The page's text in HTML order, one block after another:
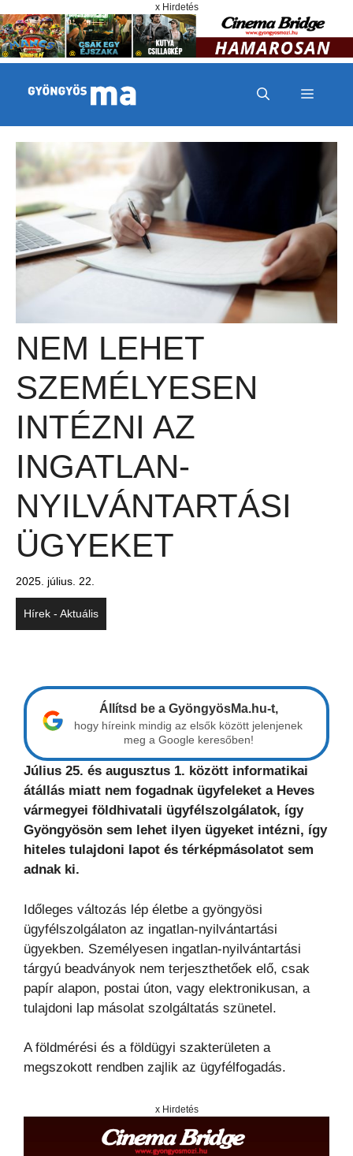
x Hirdetés
MENÜ
NEM LEHET
SZEMÉLYESEN
INTÉZNI AZ
INGATLAN-
NYILVÁNTARTÁSI
ÜGYEKET
2025. július. 22.
Hírek - Aktuális
Állítsd be a GyöngyösMa.hu-t,
hogy híreink mindig az elsők között jelenjenek
meg a Google keresőben!
Július 25. és augusztus 1. között informatikai
átállás miatt nem fogadnak ügyfeleket a Heves
vármegyei földhivatali ügyfélszolgálatok, így
Gyöngyösön sem lehet ilyen ügyeket intézni, így
hiteles tulajdoni lapot és térképmásolatot sem
adnak ki.
Időleges változás lép életbe a gyöngyösi
ügyfélszolgálaton az ingatlan-nyilvántartási
ügyekben. Személyesen ingatlan-nyilvántartási
tárgyú beadványok nem terjeszthetőek elő, csak
papír alapon, postai úton, vagy elektronikusan, a
tulajdoni lap másolat szolgáltatás szünetel.
A földmérési és a földügyi szakterületen a
megszokott rendben zajlik az ügyfélfogadás.
x Hirdetés